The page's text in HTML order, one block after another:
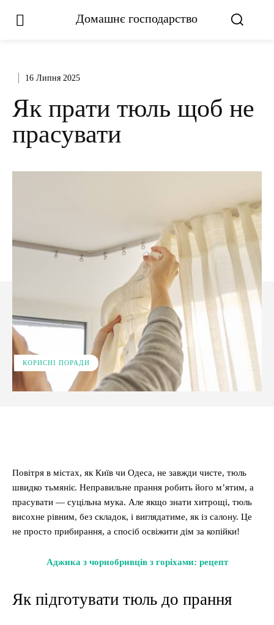
Домашнє господарство
16 Липня 2025
Як прати тюль щоб не
прасувати
КОРИСНІ ПОРАДИ
Повітря в містах, як Київ чи Одеса, не завжди чисте, тюль
швидко тьмяніє. Неправильне прання робить його м’ятим, а
прасувати — суцільна мука. Але якщо знати хитрощі, тюль
висохне рівним, без складок, і виглядатиме, як із салону. Це
не просто прибирання, а спосіб освіжити дім за копійки!
Аджика з чорнобривців з горіхами: рецепт
Як підготувати тюль до прання